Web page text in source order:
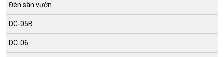
Đèn sân vườn
DC-05B
DC-06